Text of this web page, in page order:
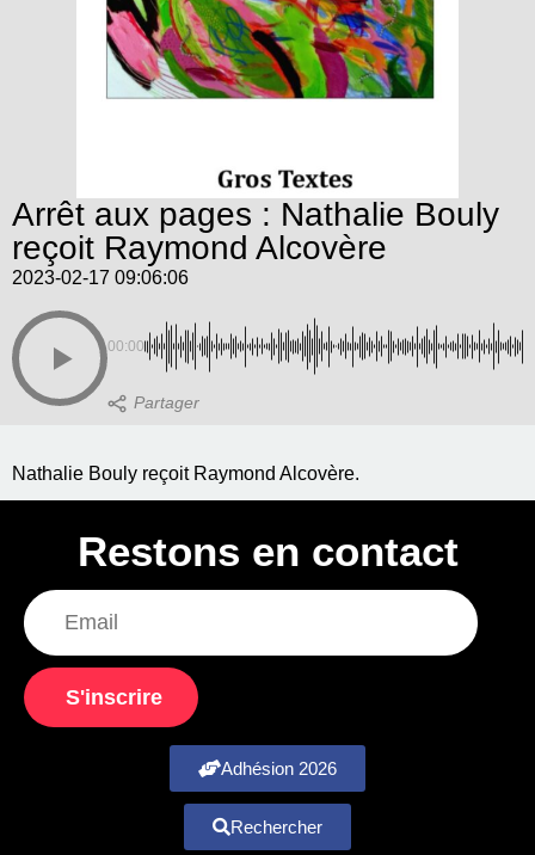
Arrêt aux pages : Nathalie Bouly
reçoit Raymond Alcovère
2023-02-17 09:06:06
00:00
Nathalie Bouly reçoit Raymond Alcovère.
Restons en contact
S'inscrire
Adhésion 2026
Rechercher